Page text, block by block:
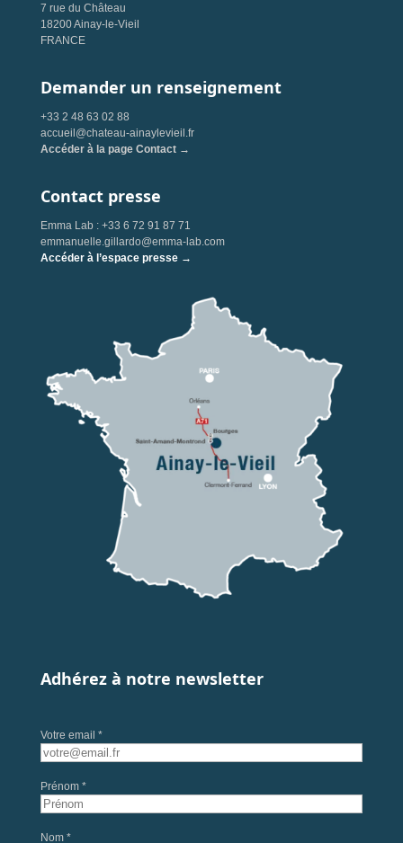
7 rue du Château
18200 Ainay-le-Vieil
FRANCE
Demander un renseignement
+33 2 48 63 02 88
accueil@chateau-ainaylevieil.fr
Accéder à la page Contact →
Contact presse
Emma Lab : +33 6 72 91 87 71
emmanuelle.gillardo@emma-lab.com
Accéder à l’espace presse →
Adhérez à notre newsletter
Votre email *
Prénom *
Nom *